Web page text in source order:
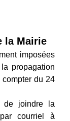
la Mairie
imposées
propagation
du 24
de joindre la
courriel à